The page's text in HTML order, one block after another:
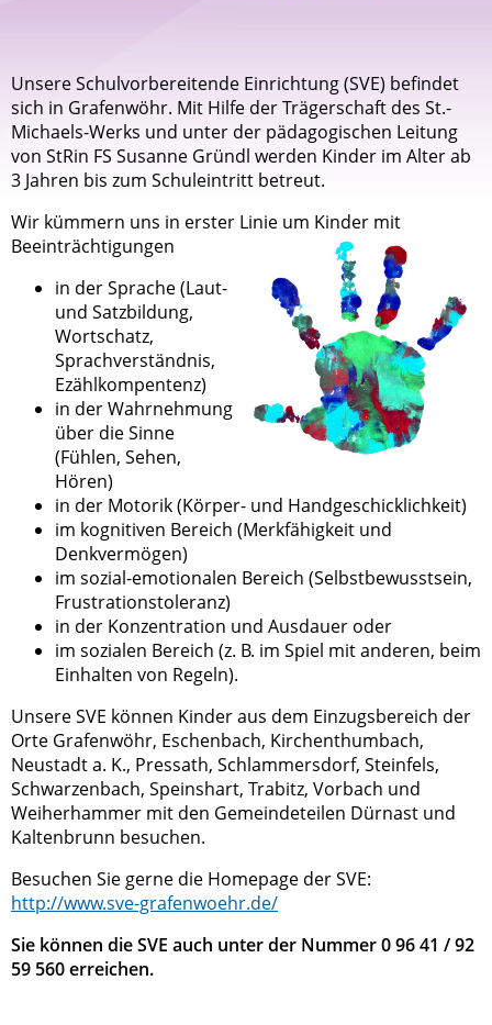
Unsere Schulvorbereitende Einrichtung (SVE) befindet
sich in Grafenwöhr. Mit Hilfe der Trägerschaft des St.-
Michaels-Werks und unter der pädagogischen Leitung
von StRin FS Susanne Gründl werden Kinder im Alter ab
3 Jahren bis zum Schuleintritt betreut.
Wir kümmern uns in erster Linie um Kinder mit
Beeinträchtigungen
in der Sprache (Laut-
und Satzbildung,
Wortschatz,
Sprachverständnis,
Ezählkompentenz)
in der Wahrnehmung
über die Sinne
(Fühlen, Sehen,
Hören)
in der Motorik (Körper- und Handgeschicklichkeit)
im kognitiven Bereich (Merkfähigkeit und
Denkvermögen)
im sozial-emotionalen Bereich (Selbstbewusstsein,
Frustrationstoleranz)
in der Konzentration und Ausdauer oder
im sozialen Bereich (z. B. im Spiel mit anderen, beim
Einhalten von Regeln).
Unsere SVE können Kinder aus dem Einzugsbereich der
Orte Grafenwöhr, Eschenbach, Kirchenthumbach,
Neustadt a. K., Pressath, Schlammersdorf, Steinfels,
Schwarzenbach, Speinshart, Trabitz, Vorbach und
Weiherhammer mit den Gemeindeteilen Dürnast und
Kaltenbrunn besuchen.
Besuchen Sie gerne die Homepage der SVE:
http://www.sve-grafenwoehr.de/
Sie können die SVE auch unter der Nummer 0 96 41 / 92
59 560 erreichen.